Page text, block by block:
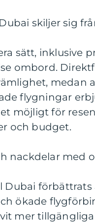
skiljer sig
sätt, inklusive
ombord.
medan
flygningar
möjligt för
och budget.
nackdelar med
Dubai förbättrats
ökade
mer